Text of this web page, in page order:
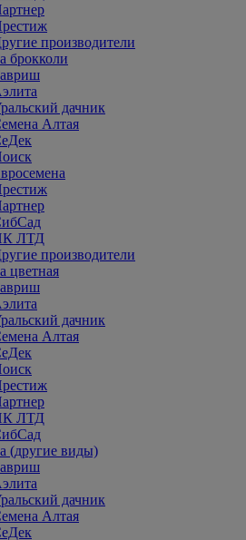
производители
брокколи
дачник
Алтая
ЛТД
производители
цветная
дачник
Алтая
ЛТД
(другие виды)
дачник
Алтая